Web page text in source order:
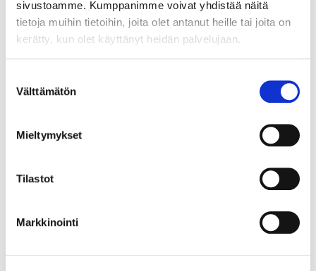
sivustoamme. Kumppanimme voivat yhdistää näitä
tietoja muihin tietoihin, joita olet antanut heille tai joita on
kerätty, kun olet käyttänyt heidän palvelujaan.
valinta
Välttämätön
Mieltymykset
Tilastot
Markkinointi
kustannusten jaon
periaatteisiin osana toimintaa.
Esimerkkikohteitten pohjalta
sopiva toimintamalli Kuopion
organisoitumiseksi jatkossa.
Samalla laaditaan esitys
toimintamalliksi sekä eri
organisaatioitten väliseksi
vastuunjaoksi osana klusterin
toimintaa. Lisäksi laaditaan